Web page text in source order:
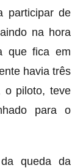
participar de
na hora
que fica em
havia três
o piloto, teve
para o
queda da